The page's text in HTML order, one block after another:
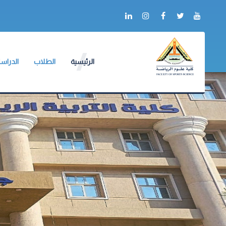
الرئيسية
أعلام الكلية
التدريب
ألبوم الصور
شكاوى ومقترحات
خدمات الكترونية
العلاقات الدولية
الطلاب
لائحة طلاب
الجداول الدراسية
جداول الإمتحانات
الكنترولات
أرقام الجلوس
أماكن اللجان
نماذج الإجابات
لائحة
دليل
آليات
ميثاق